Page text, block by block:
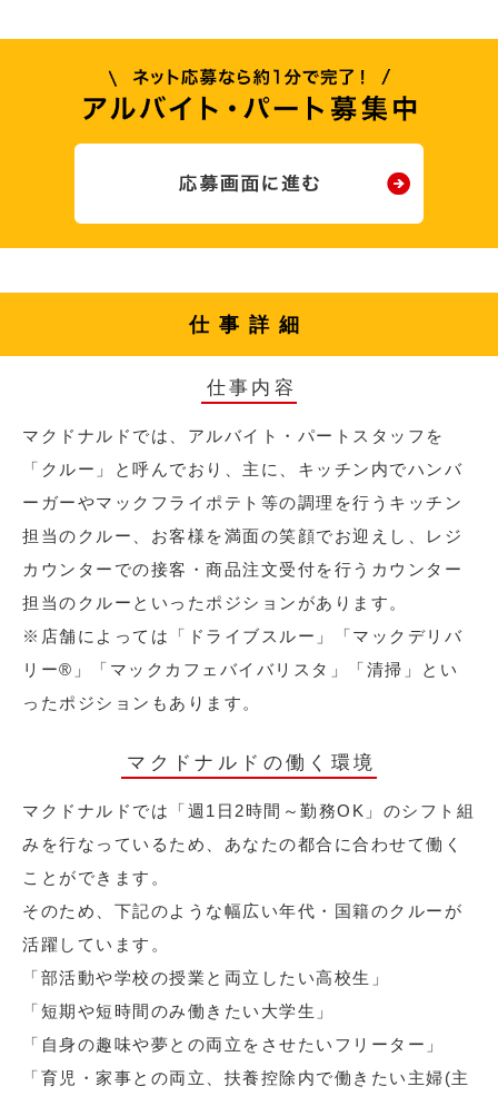
仕事詳細
仕事内容
マクドナルドでは、アルバイト・パートスタッフを
「クルー」と呼んでおり、主に、キッチン内でハンバ
ーガーやマックフライポテト等の調理を行うキッチン
担当のクルー、お客様を満面の笑顔でお迎えし、レジ
カウンターでの接客・商品注文受付を行うカウンター
担当のクルーといったポジションがあります。
※店舗によっては「ドライブスルー」「マックデリバ
リー®︎」「マックカフェバイバリスタ」「清掃」とい
ったポジションもあります。
マクドナルドの働く環境
マクドナルドでは「週1日2時間～勤務OK」のシフト組
みを行なっているため、あなたの都合に合わせて働く
ことができます。
そのため、下記のような幅広い年代・国籍のクルーが
活躍しています。
「部活動や学校の授業と両立したい高校生」
「短期や短時間のみ働きたい大学生」
「自身の趣味や夢との両立をさせたいフリーター」
「育児・家事との両立、扶養控除内で働きたい主婦(主